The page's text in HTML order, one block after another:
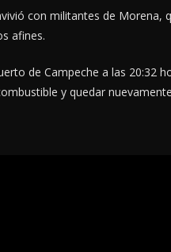
con militantes de Morena,
afines.
de Campeche a las 20:32
y quedar